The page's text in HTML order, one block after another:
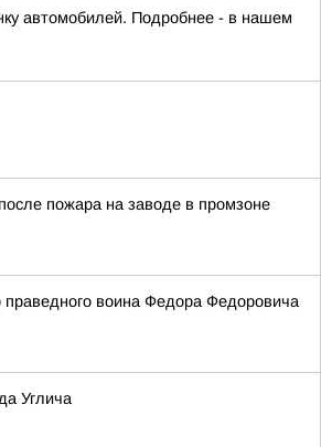
автомобилей. Подробнее - в нашем
пожара на заводе в промзоне
воина Федора Федоровича
Углича